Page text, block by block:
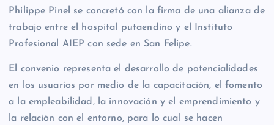
Philippe Pinel se concretó con la firma de una alianza de
trabajo entre el hospital putaendino y el Instituto
Profesional AIEP con sede en San
Felipe.
El convenio representa el desarrollo de potencialidades
en los usuarios por medio de la capacitación, el fomento
a la empleabilidad, la innovación y el emprendimiento y
la relación con el entorno, para lo cual se hacen